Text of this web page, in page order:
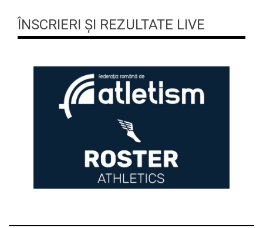
ÎNSCRIERI ȘI REZULTATE LIVE